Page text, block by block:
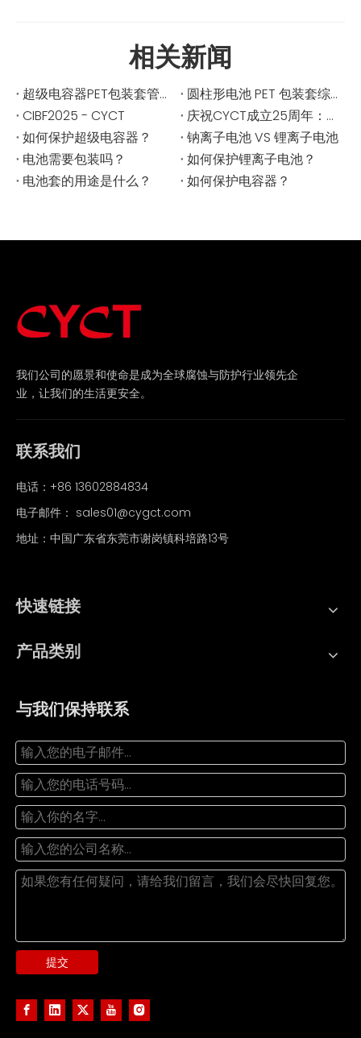
相关新闻
超级电容器PET包装套管：提升性能、耐用性和安全性
圆柱形电池 PET 包装套综合指南
CIBF2025 - CYCT
庆祝CYCT成立25周年：创新与安全卓越的传承
如何保护超级电容器？
钠离子电池 VS 锂离子电池
电池需要包装吗？
如何保护锂离子电池？
电池套的用途是什么？
如何保护电容器？
我们公司的愿景和使命是成为全球腐蚀与防护行业领先企
业，让我们的生活更安全。
联系我们
电话：+86 13602884834
电子邮件： sales01@cygct.com
地址：中国广东省东莞市谢岗镇科培路13号
快速链接
产品类别
与我们保持联系
提交